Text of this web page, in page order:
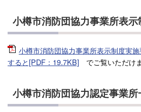
小樽市消防団協力事業所表
小樽市消防団協力事業所表示制度実
すると[PDF：19.7KB] でご覧いただけま
小樽市消防団協力認定事業所